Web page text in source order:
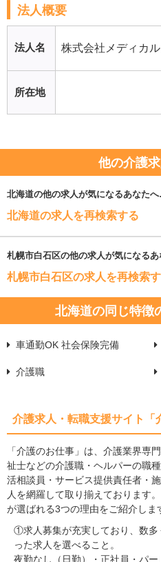
法人概要
法人名 株式会社メディカ
所在地
他の介護
北海道の他の求人が気になるあなた
北海道の求人を再検索する
札幌市白石区の他の求人が気になる
札幌市白石区の求人を再検索
北海道の同じ特徴
車通勤OK 社会保険完備
介護職
介護求人・転職支援サイト「
「介護のお仕事」は、介護業界専
祉士などの介護職・ヘルパーの職
活相談員・サービス提供責任者・
人を網羅して取り揃えております
が選ばれる3つの理由をご紹介しま
①求人募集が充実しており、数多
った求人を選べること。
夜勤なし（日勤）・正社員・パ